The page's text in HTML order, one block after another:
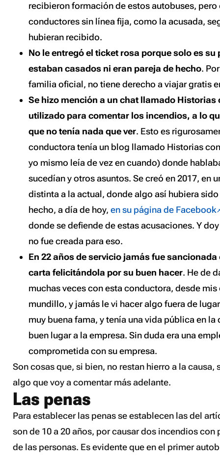
recibieron formación de estos autobuses, pero
conductores sin línea fija, como la acusada,
hubieran recibido.
No le entregó el ticket rosa porque solo es su
estaban casados ni eran pareja de hecho.
familia oficial, no tiene derecho a viajar gratis
Se hizo mención a un chat llamado Historias
utilizado para comentar los incendios, a lo
que no tenía nada que ver. Esto es
conductora tenía un blog llamado Historias
yo mismo leía de vez en cuando) donde
sucedían y otros asuntos. Se creó en 2017, en
distinta a la actual, donde algo así hubiera
hecho, a día de hoy,en su página de Facebook
donde se defiende de estas acusaciones. Y
no fue creada para eso.
En 22 años de servicio jamás fue
carta felicitándola por su buen hacer. He de
muchas veces con esta conductora, desde
mundillo, y jamás le vi hacer algo fuera de
muy buena fama, y tenía una vida pública en la
buen lugar a la empresa. Sin duda era una
comprometida con su empresa.
Son cosas que, si bien, no restan hierro a la causa,
algo que voy a comentar más adelante.
Las penas
Para establecer las penas se establecen las del
son de 10 a 20 años, por causar dos incendios con
de las personas. Es evidente que en el primer